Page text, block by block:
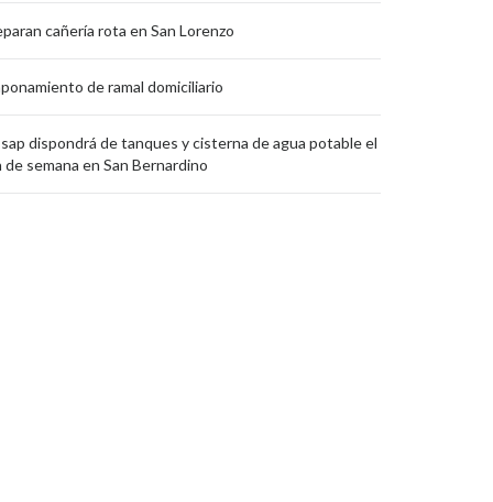
cañería rota en San Lorenzo
de ramal domiciliario
dispondrá de tanques y cisterna de agua potable el
de semana en San Bernardino